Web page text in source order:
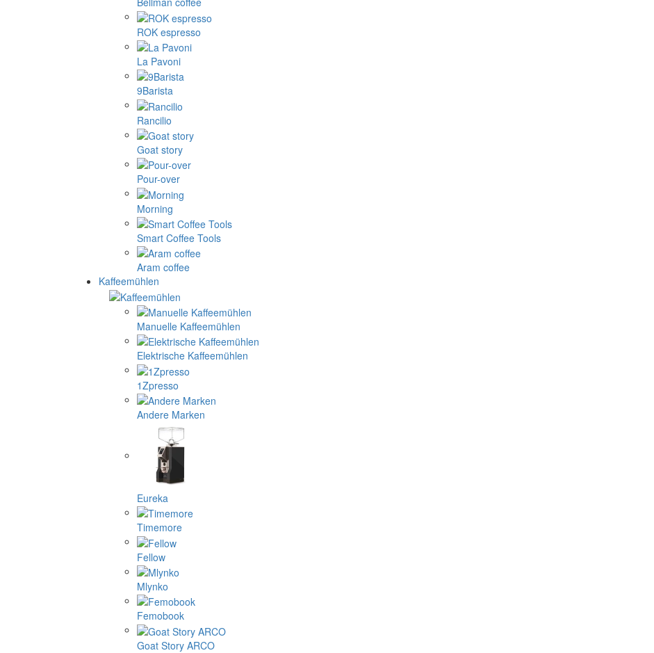
ROK espresso
La Pavoni
9Barista
Rancilio
Goat story
Pour-over
Morning
Smart Coffee Tools
Aram coffee
Kaffeemühlen
Manuelle Kaffeemühlen
Elektrische Kaffeemühlen
1Zpresso
Andere Marken
Eureka
Timemore
Fellow
Mlynko
Femobook
Goat Story ARCO